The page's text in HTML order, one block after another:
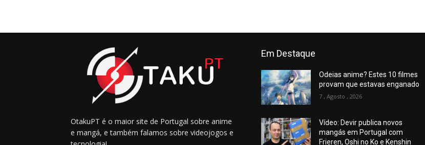
OtakuPT é o maior site de Portugal sobre anime
e mangá, e também falamos sobre videojogos e
Em Destaque
Odeias anime? Estes 10 filmes
provam que estavas enganado
7 , Agosto , 2026
Vídeo: Devir publica novos
mangás em Portugal com
Frieren, Oshi no Ko e Kenshin